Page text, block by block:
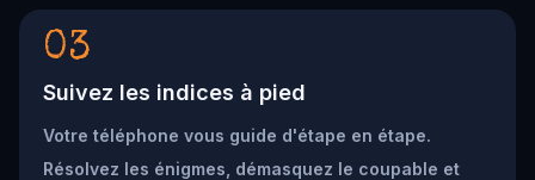
03
Suivez les indices à pied
Votre téléphone vous guide d'étape en étape.
Résolvez les énigmes, démasquez le coupable et